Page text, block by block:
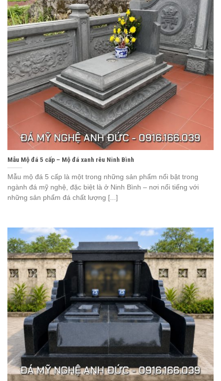
Mẫu Mộ đá 5 cấp – Mộ đá xanh rêu Ninh Bình
Mẫu mộ đá 5 cấp là một trong những sản phẩm nổi bật trong
ngành đá mỹ nghệ, đặc biệt là ở Ninh Bình – nơi nổi tiếng với
những sản phẩm đá chất lượng [...]